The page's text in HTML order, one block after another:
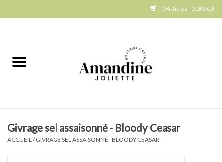
0 Articles - 0,00$CA
Art de la table
Givrage sel assaisonné - Bloody Ceasar
ACCUEIL /GIVRAGE SEL ASSAISONNÉ - BLOODY CEASAR